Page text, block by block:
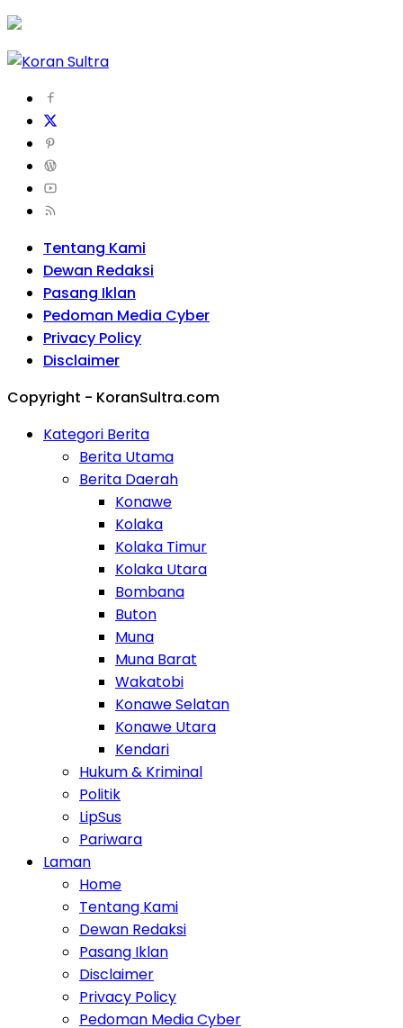
Tentang Kami
Dewan Redaksi
Pasang Iklan
Pedoman Media Cyber
Privacy Policy
Disclaimer
Copyright - KoranSultra.com
Kategori Berita
Berita Utama
Berita Daerah
Konawe
Kolaka
Kolaka Timur
Kolaka Utara
Bombana
Buton
Muna
Muna Barat
Wakatobi
Konawe Selatan
Konawe Utara
Kendari
Hukum & Kriminal
Politik
LipSus
Pariwara
Laman
Home
Tentang Kami
Dewan Redaksi
Pasang Iklan
Disclaimer
Privacy Policy
Pedoman Media Cyber